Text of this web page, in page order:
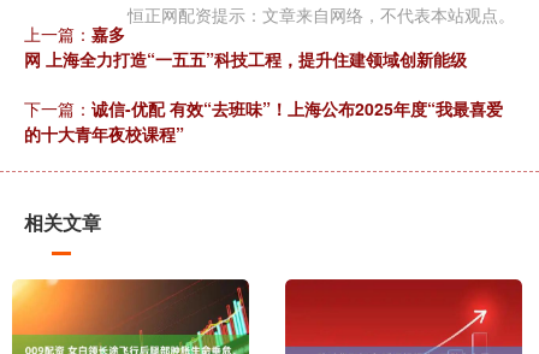
恒正网配资提示：文章来自网络，不代表本站观点。
上一篇： 嘉多
网 上海全力打造“一五五”科技工程，提升住建领域创新能级
下一篇： 诚信-优配 有效“去班味”！上海公布2025年度“我最喜爱
的十大青年夜校课程”
相关文章